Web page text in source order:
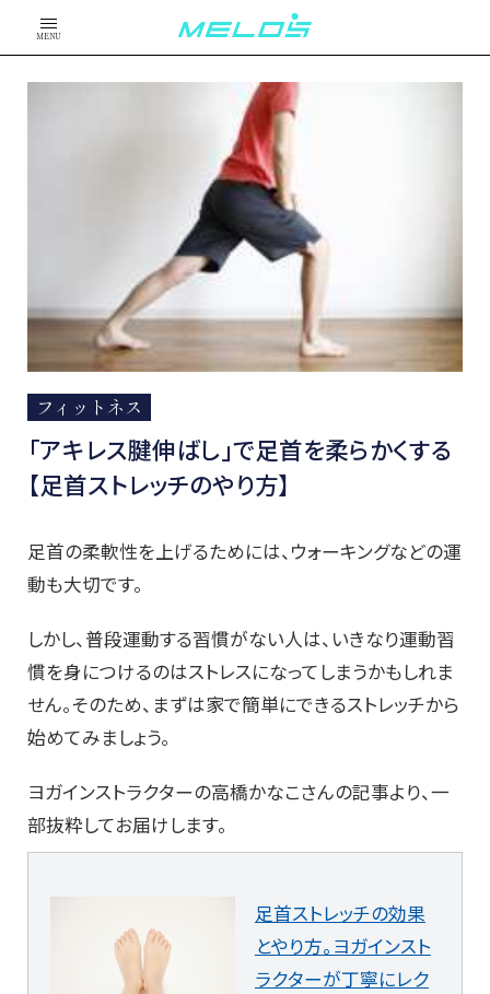
MENU
フィットネス
「アキレス腱伸ばし」で足首を柔らかくする
【足首ストレッチのやり方】
足首の柔軟性を上げるためには、ウォーキングなどの運
動も大切です。
しかし、普段運動する習慣がない人は、いきなり運動習
慣を身につけるのはストレスになってしまうかもしれま
せん。そのため、まずは家で簡単にできるストレッチから
始めてみましょう。
ヨガインストラクターの高橋かなこさんの記事より、一
部抜粋してお届けします。
足首ストレッチの効果
とやり方。ヨガインスト
ラクターが丁寧にレク